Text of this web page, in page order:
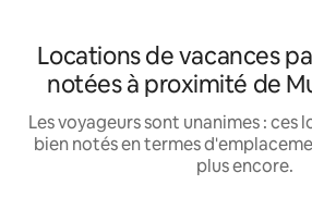
Locations de vacances
notées à proximité de
Les voyageurs sont unanimes : ces
bien notés en termes
plus encore.